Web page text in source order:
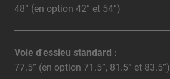
48” (en option 42” et 54”)
Voie d'essieu standard :
77.5” (en option 71.5”, 81.5” et 83.5”)